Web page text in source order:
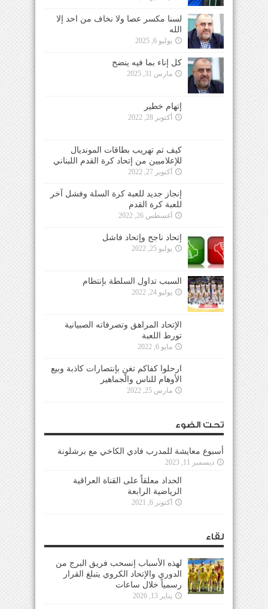
لسنا مكسر عصا ولا نخاف من احد إلا
الله
يوليو 6, 2025
كل إناء بما فيه ينضح
مارس 31, 2025
إتهام خطير
أكتوبر 28, 2022
كيف تم تهريب بطاقات المونديال
للإعلاميين من إتحاد كرة القدم اللبناني
أكتوبر 27, 2022
إنجاز جديد للعبة كرة السلة وفشل آخر
للعبة كرة القدم
أغسطس 26, 2022
إتحاد ناجح وإتحاد فاشل
يوليو 25, 2022
السبب تداول السلطة بإنتظام
يوليو 24, 2022
الإتحاد المراهق وتصرفاته الصبيانية
تورط اللعبة
مايو 6, 2022
ارحلوا كفاكم تغنٍ بإنتصارات كاذبة وبيع
الأوهام للناس والجماهير
مارس 25, 2022
تحت الضوء
أسبوع معايشة للمدرب فادي الكاخي مع برشلونة
ديسمبر 11, 2023
الحداد معلقاً على القناة العراقية
الرياضية الرابعة
أكتوبر 6, 2021
لقاء
لهذه الأسباب إنسحب فريق البرج من
الدوري والإتحاد الكروي يتبلغ القرار
رسمياً خلال ساعات
يناير 13, 2026